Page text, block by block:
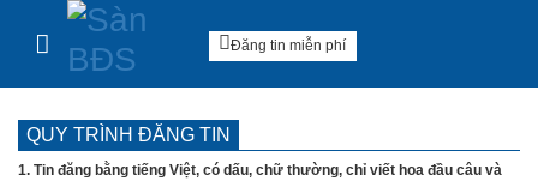
Skip to content
Đăng tin miễn phí
QUY TRÌNH ĐĂNG TIN
1. Tin đăng bằng tiếng Việt, có dấu, chữ thường, chỉ viết hoa đầu câu và